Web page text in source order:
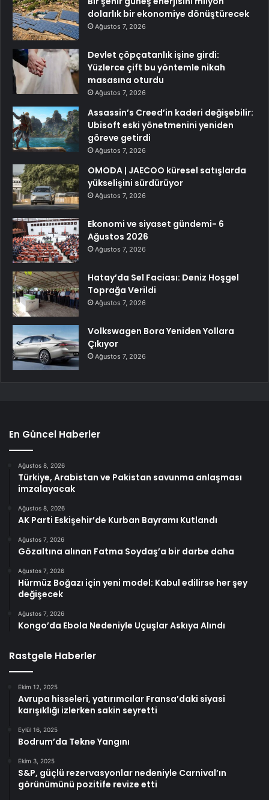
dolarlık bir ekonomiye dönüştürecek
Ağustos 7, 2026
Devlet çöpçatanlık işine girdi:
Yüzlerce çift bu yöntemle nikah
masasına oturdu
Ağustos 7, 2026
Assassin’s Creed’in kaderi değişebilir:
Ubisoft eski yönetmenini yeniden
göreve getirdi
Ağustos 7, 2026
OMODA | JAECOO küresel satışlarda
yükselişini sürdürüyor
Ağustos 7, 2026
Ekonomi ve siyaset gündemi- 6
Ağustos 2026
Ağustos 7, 2026
Hatay’da Sel Faciası: Deniz Hoşgel
Toprağa Verildi
Ağustos 7, 2026
Volkswagen Bora Yeniden Yollara
Çıkıyor
Ağustos 7, 2026
En Güncel Haberler
Ağustos 8, 2026
Türkiye, Arabistan ve Pakistan savunma anlaşması
imzalayacak
Ağustos 8, 2026
AK Parti Eskişehir’de Kurban Bayramı Kutlandı
Ağustos 7, 2026
Gözaltına alınan Fatma Soydaş’a bir darbe daha
Ağustos 7, 2026
Hürmüz Boğazı için yeni model: Kabul edilirse her şey
değişecek
Ağustos 7, 2026
Kongo’da Ebola Nedeniyle Uçuşlar Askıya Alındı
Rastgele Haberler
Ekim 12, 2025
Avrupa hisseleri, yatırımcılar Fransa’daki siyasi
karışıklığı izlerken sakin seyretti
Eylül 16, 2025
Bodrum’da Tekne Yangını
Ekim 3, 2025
S&P, güçlü rezervasyonlar nedeniyle Carnival’ın
görünümünü pozitife revize etti